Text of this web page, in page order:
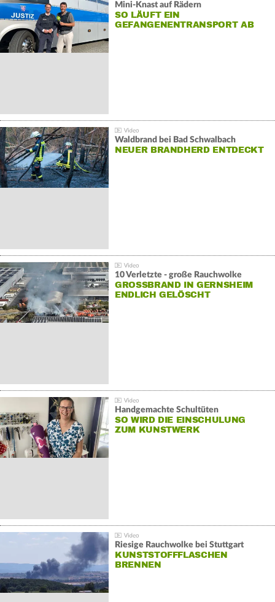
Mini-Knast auf Rädern
SO LÄUFT EIN
GEFANGENENTRANSPORT AB
Waldbrand bei Bad Schwalbach
NEUER BRANDHERD ENTDECKT
10 Verletzte - große Rauchwolke
GROSSBRAND IN GERNSHEIM E
NDLICH GELÖSCHT
Handgemachte Schultüten
SO WIRD DIE EINSCHULUNG
ZUM KUNSTWERK
Riesige Rauchwolke bei Stuttgart
KUNSTSTOFFFLASCHEN
BRENNEN